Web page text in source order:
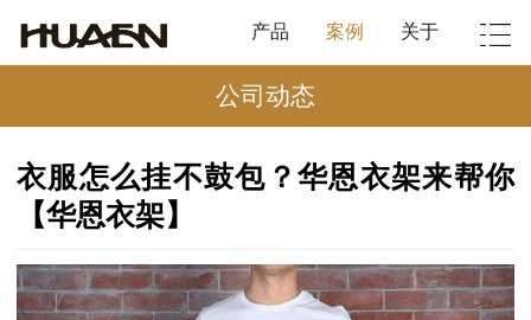
产品 案例 关于
公司动态
衣服怎么挂不鼓包？华恩衣架来帮你
【华恩衣架】